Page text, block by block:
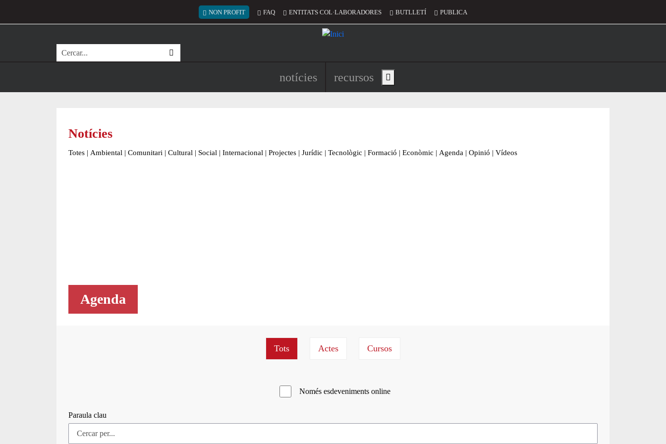
Menú del compte d'usuari
NON PROFIT FAQ ENTITATS COL·LABORADORES BUTLLETÍ PUBLICA
Cerca
Navegació principal de l'encapçalament
notícies recursos Show main menu
Notícies
Totes | Ambiental | Comunitari | Cultural | Social | Internacional | Projectes | Jurídic | Tecnològic | Formació | Econòmic | Agenda | Opinió | Vídeos
Agenda
Només esdeveniments online
Paraula clau